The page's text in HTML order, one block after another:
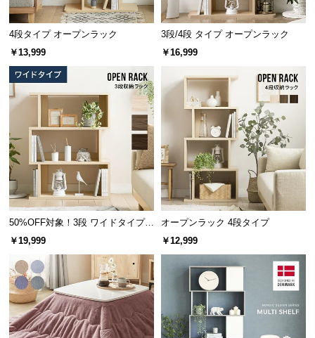
に
つ
い
て
置
サ
ー
ス
に
て
搬
入
経
横幅 奥行き 高さ
約119.5㎝ 約32㎝ 約111.5㎝
重厚感のある板の厚み
しっかりとした厚みのある板で構成されたラック
は、置くだけで重厚感のある雰囲気を演出すること
ができます。
4段タイプ オープンラック
￥13,999
3段/4段 タイプ オープンラック
￥16,999
50%OFF対象！3段 ワイドタイプ
オープンラック
￥19,999
オープンラック 4段タイプ
￥12,999